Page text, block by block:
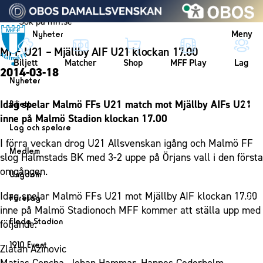
Vidare till innehållet
Nyheter Meny
Biljett Matcher Shop MFF Play Lag
Nyheter
Nyheter
Kalender
Biljett
Biljett
Årskort herr
Årskort dam
Mitt MFF
Biljetter till bortamatcher
Biljettvillkor
Lag och spelare
Lag
Herrlaget
Spelare
Ledarstab
Damlaget
Spelare
Ledarstab
Medlem
Medlemskap i Malmö FF
Ungdom
MFF Ungdom
Sommarfotboll
Skånecupen
Fotbollsskolan
Företag
Bli företagspartner
Klubbstolar
Eleda Stadion
Eleda Stadion
Erics Bar & Restaurang
1910 Event
MFF U21 – Mjällby AIF U21 klockan 17.00
2014-03-18
Idag spelar Malmö FFs U21 match mot Mjällby AIFs U21
inne på Malmö Stadion klockan 17.00
I förra veckan drog U21 Allsvenskan igång och Malmö FF
slog Halmstads BK med 3-2 uppe på Örjans vall i den första
omgången.
Idag spelar Malmö FFs U21 mot Mjällby AIF klockan 17.00
inne på Malmö Stadionoch MFF kommer att ställa upp med
följande:
Zlatan Azinovic